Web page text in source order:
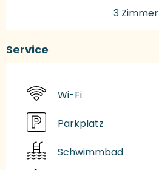
3 Zimmer
Service
Wi-Fi
Parkplatz
Schwimmbad